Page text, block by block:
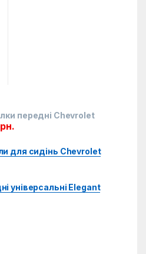
передні Chevrolet
для сидінь Chevrolet
універсальні Elegant